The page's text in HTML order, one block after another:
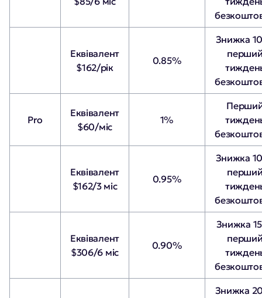
Еквівалент
$162/рік
0.85%
Знижка
Pro
Еквівалент
$60/міс
1%
Еквівалент
$162/3 міс
0.95%
Знижка
Еквівалент
$306/6 міс
0.90%
Знижка
Знижка